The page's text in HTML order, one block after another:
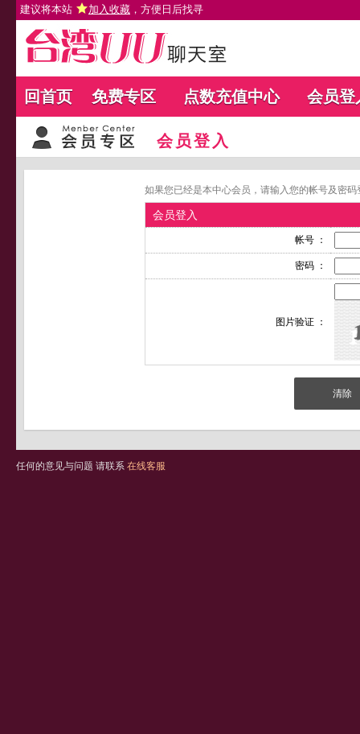
建议将本站 加入收藏 ，方便日后找寻
回首页 免费专区 点数充值中心 会员登
会员登入
如果您已经是本中心会员，请输入您的帐号及密
会员登入
帐号 ：
密码 ：
图片验证 ：
任何的意见与问题 请联系 在线客服